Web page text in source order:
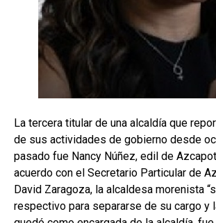
La tercera titular de una alcaldía que
de sus actividades de gobierno desde
pasado fue Nancy Núñez, edil de
acuerdo con el Secretario Particular de
David Zaragoza, la alcaldesa morenista
respectivo para separarse de su cargo y